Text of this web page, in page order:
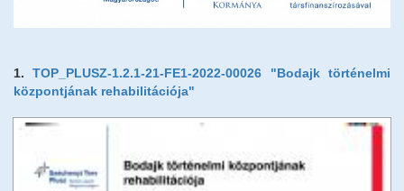
Egyházak
Idősek otthona
Oktatás, nevelés
Civil oldalak
1.TOP_PLUSZ-1.2.1-21-FE1-2022-00026 "Bodajk történelmi
központjának rehabilitációja"